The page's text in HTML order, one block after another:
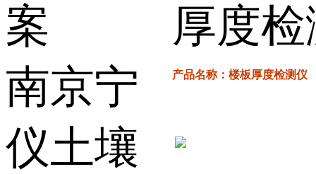
厚度
产品名称：楼板厚度检测仪
案
南京宁
仪土壤